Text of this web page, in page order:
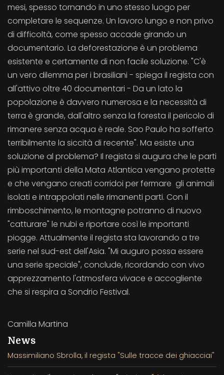
mesi, spesso tornando in uno stesso luogo per
completare le sequenze. Un lavoro lungo e non privo
di difficoltà, come spesso accade girando un
documentario. La deforestazione è un problema
esistente e certamente di non facile soluzione. "C'è
un vero dilemma per i brasiliani - spiega il regista con
all'attivo oltre 40 documentari - Da un lato la
popolazione è davvero numerosa e la necessità di
terra è grande, dall'altro senza la foresta il pericolo di
rimanere senza acqua è reale. Sao Paulo ha sofferto
terribilmente la siccità di recente". Ma esiste una
soluzione al problema? Il regista si augura che le parti
più importanti della Mata Atlantica vengano protette
e che vengano creati corridoi per fermare gli animali
isolati e intrappolati nelle rimanenti parti. Con il
rimboschimento, le montagne potranno di nuovo
"catturare" le nubi e riportare così le importanti
piogge. Attualmente il regista sta lavorando a tre
serie nel sud-est dell'Asia. "Mi auguro possa essere
una serie speciale", conclude, ricordando con vivo
apprezzamento l'atmosfera vivace e accogliente
che si respira a Sondrio Festival.
Camilla Martina
News
Massimiliano Sbrolla, il regista "Sulle tracce dei ghiacciai"